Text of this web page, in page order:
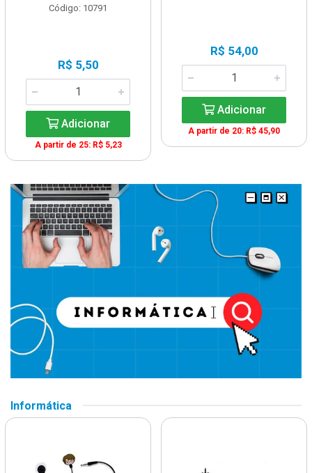
Código: 10791
R$ 5,50
Adicionar
A partir de 25: R$ 5,23
R$ 54,00
Adicionar
A partir de 20: R$ 45,90
Informática